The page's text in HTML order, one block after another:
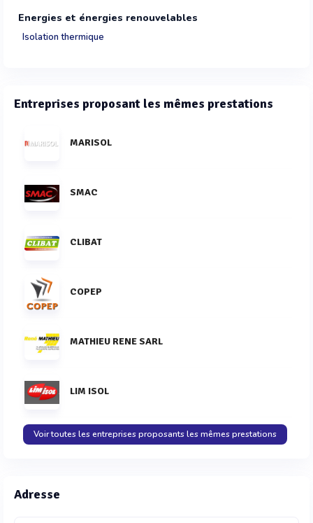
Energies et énergies renouvelables
Isolation thermique
Entreprises proposant les mêmes prestations
MARISOL
SMAC
CLIBAT
COPEP
MATHIEU RENE SARL
LIM ISOL
Voir toutes les entreprises proposants les mêmes prestations
Adresse